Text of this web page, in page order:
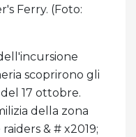
Ferry. (Foto:
scoprirono gli
17 ottobre.
della zona
& # x2019;